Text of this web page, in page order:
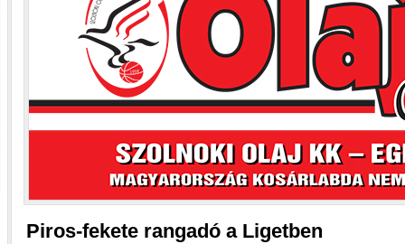
Piros-fekete rangadó a Ligetben